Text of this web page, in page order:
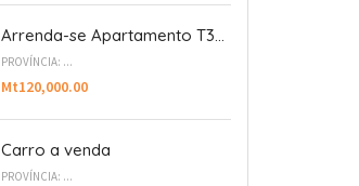
Arrenda-se Apartamento T3...
PROVÍNCIA: ...
Mt120,000.00
Carro a venda
PROVÍNCIA: ...